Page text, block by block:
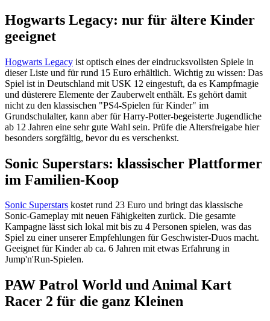
Hogwarts Legacy: nur für ältere Kinder
geeignet
Hogwarts Legacy ist optisch eines der eindrucksvollsten Spiele in
dieser Liste und für rund 15 Euro erhältlich. Wichtig zu wissen: Das
Spiel ist in Deutschland mit USK 12 eingestuft, da es Kampfmagie
und düsterere Elemente der Zauberwelt enthält. Es gehört damit
nicht zu den klassischen "PS4-Spielen für Kinder" im
Grundschulalter, kann aber für Harry-Potter-begeisterte Jugendliche
ab 12 Jahren eine sehr gute Wahl sein. Prüfe die Altersfreigabe hier
besonders sorgfältig, bevor du es verschenkst.
Sonic Superstars: klassischer Plattformer
im Familien-Koop
Sonic Superstars kostet rund 23 Euro und bringt das klassische
Sonic-Gameplay mit neuen Fähigkeiten zurück. Die gesamte
Kampagne lässt sich lokal mit bis zu 4 Personen spielen, was das
Spiel zu einer unserer Empfehlungen für Geschwister-Duos macht.
Geeignet für Kinder ab ca. 6 Jahren mit etwas Erfahrung in
Jump'n'Run-Spielen.
PAW Patrol World und Animal Kart
Racer 2 für die ganz Kleinen